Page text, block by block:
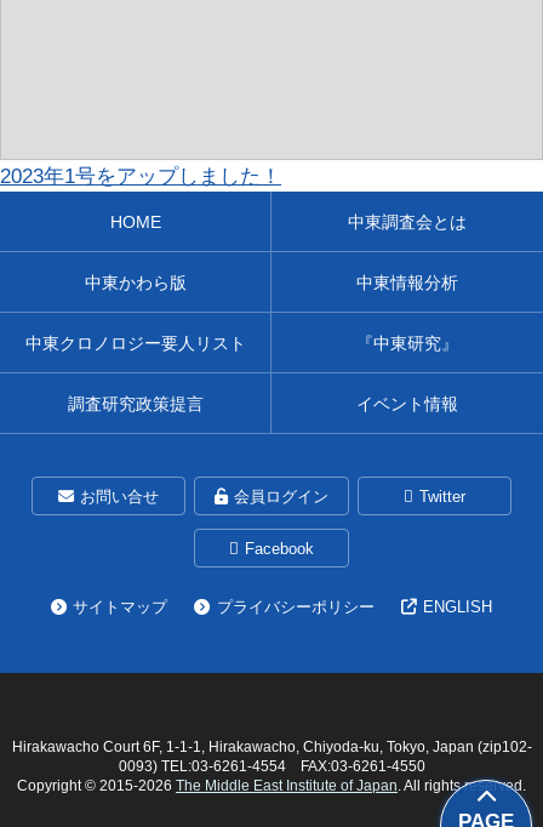
2023年1号をアップしました！
HOME 中東調査会とは
中東かわら版 中東情報分析
中東クロノロジー要人リスト 『中東研究』
調査研究政策提言 イベント情報
お問い合せ 会員ログイン Twitter
Facebook
サイトマップ プライバシーポリシー ENGLISH
Hirakawacho Court 6F, 1-1-1, Hirakawacho, Chiyoda-ku, Tokyo, Japan (zip102-
0093) TEL:03-6261-4554 FAX:03-6261-4550
Copyright © 2015-2026 The Middle East Institute of Japan. All rights reserved.
PAGE